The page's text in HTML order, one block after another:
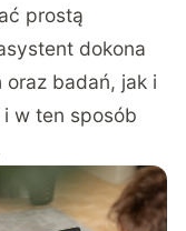
prostą
dokona
badań, jak i
w ten sposób